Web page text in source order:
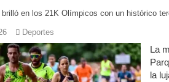
Ronda de Negocios: Luján reunió
Desbaratan un punto de venta de
Campeonato TC JK: Diego
Jubilación en Argentina: qué
en los 21K Olímpicos con un histórico
Deportes
La
la